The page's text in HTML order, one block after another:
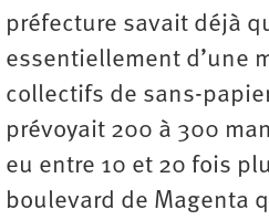
préfecture savait déjà
essentiellement d’une
collectifs de sans-
prévoyait 200 à 300
eu entre 10 et 20 fois
boulevard de Magenta